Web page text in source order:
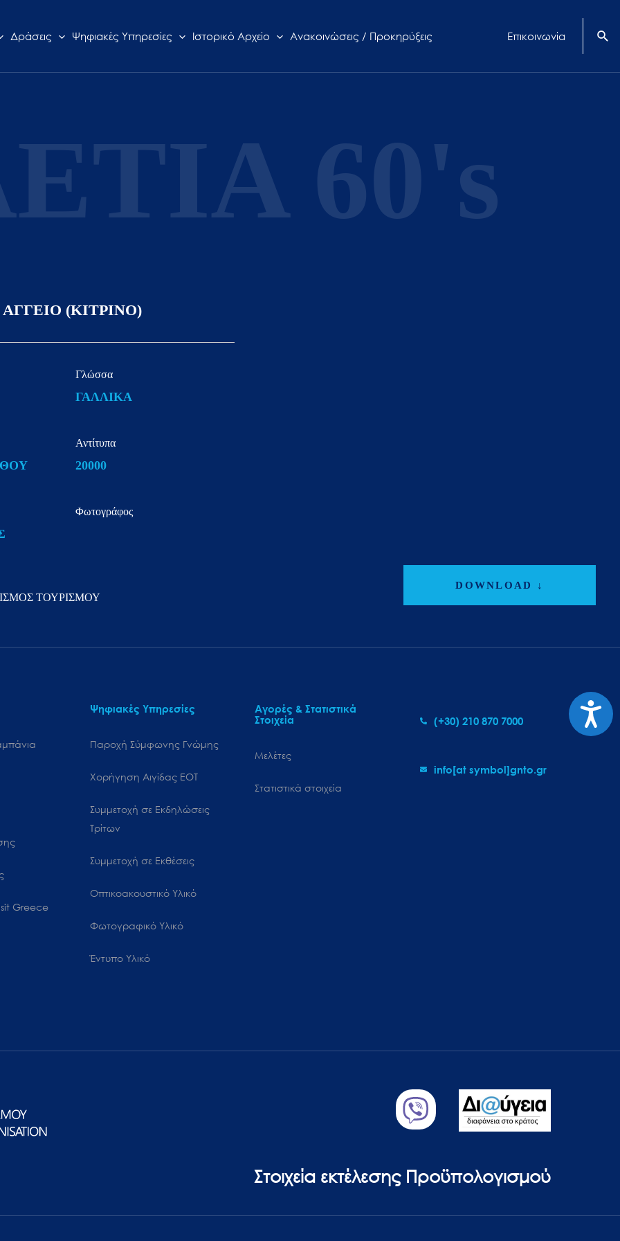
Δράσεις Ψηφιακές Υπηρεσίες Ιστορικό Αρχείο Ανακοινώσεις / Προκηρύξεις Επικοινωνία
60's
(ΚΙΤΡΙΝΟ)
Γλώσσα
ΓΑΛΛΙΚΑ
Αντίτυπα
20000
Φωτογράφος
ΤΟΥΡΙΣΜΟΥ
DOWNLOAD ↓
Greece
Ψηφιακές Υπηρεσίες
Παροχή Σύμφωνης Γνώμης
Χορήγηση Αιγίδας ΕΟΤ
Συμμετοχή σε Εκδηλώσεις
Τρίτων
Συμμετοχή σε Εκθέσεις
Οπτικοακουστικό Υλικό
Φωτογραφικό Υλικό
Έντυπο Υλικό
Αγορές & Στατιστικά
Στοιχεία
Μελέτες
Στατιστικά στοιχεία
(+30) 210 870 7000
info[at symbol]gnto.gr
Στοιχεία εκτέλεσης Προϋπολογισμού